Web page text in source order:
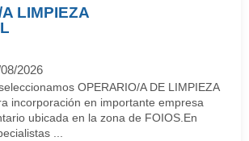
LIMPIEZA
2026
OPERARIO/A DE LIMPIEZA
incorporación en importante empresa
ubicada en la zona de FOIOS.En
...